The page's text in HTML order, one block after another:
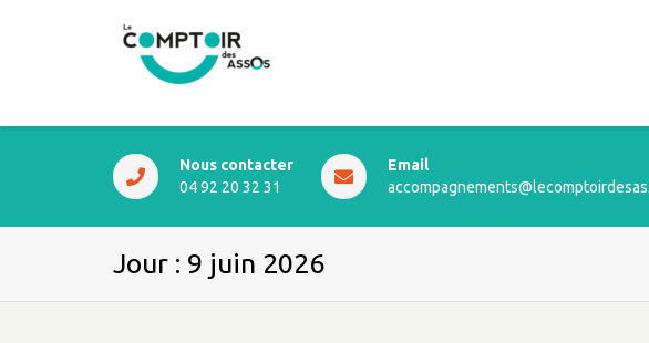
Nous contacter
04 92 20 32 31
Email
Jour : 9 juin 2026